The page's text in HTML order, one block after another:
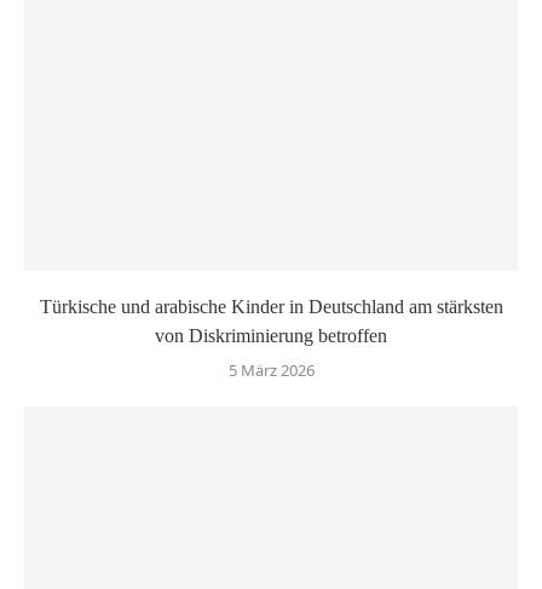
Türkische und arabische Kinder in Deutschland am stärksten
von Diskriminierung betroffen
5 März 2026